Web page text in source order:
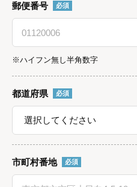
郵便番号 必須
※ハイフン無し半角数字
都道府県 必須
市町村番地 必須